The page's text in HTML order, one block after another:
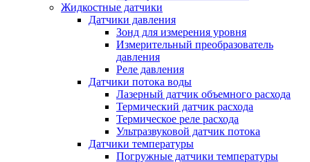
Жидкостные датчики
Датчики давления
Зонд для измерения уровня
Измерительный преобразователь
давления
Реле давления
Датчики потока воды
Лазерный датчик объемного расхода
Термический датчик расхода
Термическое реле расхода
Ультразвуковой датчик потока
Датчики температуры
Погружные датчики температуры